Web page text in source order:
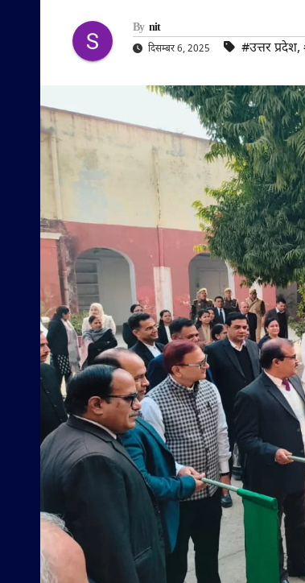
By nit
दिसम्बर 6, 2025 #उत्तर प्रदेश,